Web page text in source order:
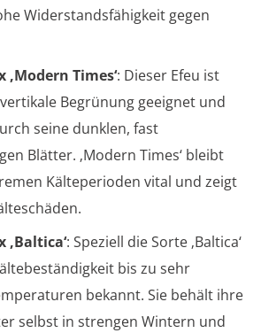
Widerstandsfähigkeit gegen
‚Modern Times‘: Dieser Efeu ist
Begrünung geeignet und
seine dunklen, fast
Blätter. ‚Modern Times‘ bleibt
Kälteperioden vital und zeigt
‚Baltica‘: Speziell die Sorte ‚Baltica‘
bis zu sehr
bekannt. Sie behält ihre
selbst in strengen Wintern und